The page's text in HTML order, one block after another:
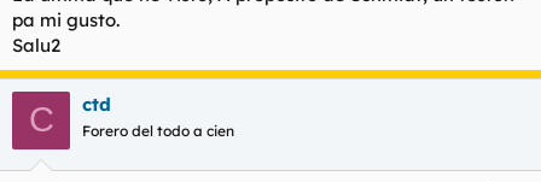
e
m
pa mi gusto.
Salu2
C ctd
Forero del todo a cien